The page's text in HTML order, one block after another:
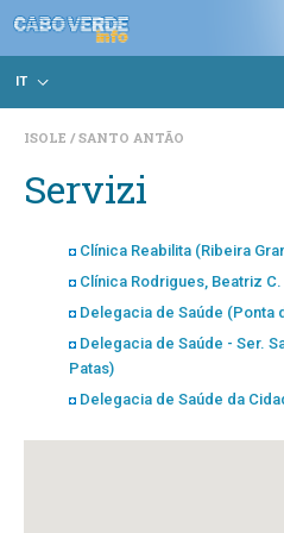
IT
ISOLE SANTO ANTÃO
Servizi
Clínica Reabilita (Ribeira
Clínica Rodrigues, Beatriz
Delegacia de Saúde (Ponta
Delegacia de Saúde - Ser.
Patas)
Delegacia de Saúde da